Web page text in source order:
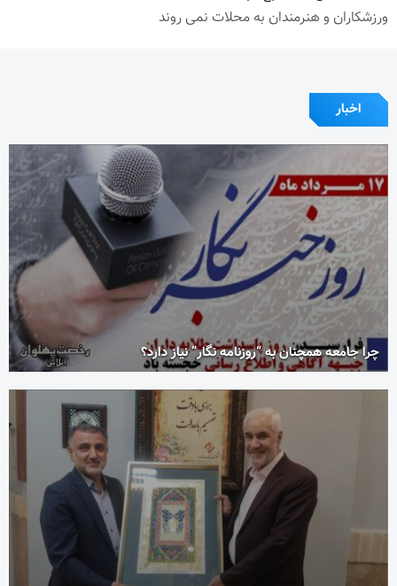
ورزشکاران و هنرمندان به محلات نمی روند
اخبار
چرا جامعه همچنان به “روزنامه نگار” نیاز دارد؟